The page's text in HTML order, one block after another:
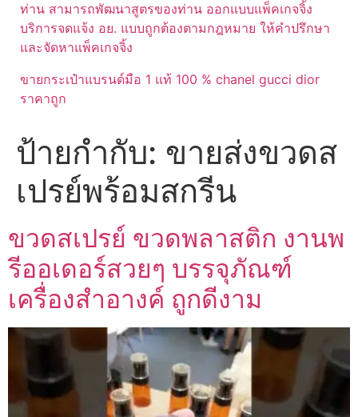
ท่าน สามารถพัฒนาสูตรของท่าน ออกแบบแพ็คเกจจิ้ง
บริการจดแจ้ง อย. แบบถูกต้องตามกฎหมาย ให้คำปรึกษา
และจัดหาแพ็คเกจจิ้ง
ขายกระเป๋าแบรนด์มือ 1 แท้ 100 % chanel gucci dior
ราคาถูก
ป้ายกำกับ: ขายส่งขวดส
เปรย์พร้อมสกรีน
ขวดสเปรย์ ขวดพลาสติก งานพ
รีออเดอร์สวยๆ บรรจุภัณฑ์
เครื่องสำอางค์ ถูกดีงาม